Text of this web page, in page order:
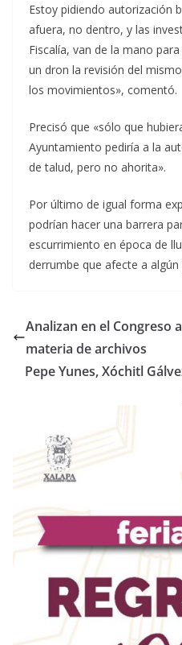
Estoy pidiendo autorización
afuera, no dentro, y las
Fiscalía, van de la mano
un dron la revisión del
los movimientos», comentó.
Precisó que «sólo que
Ayuntamiento pediría a la
de talud, pero no ahorita».
Por último de igual forma
podrían hacer una barrera
escurrimiento en época de
derrumbe que afecte a
Analizan en el Congreso
materia de archivos
Pepe Yunes, Xóchitl